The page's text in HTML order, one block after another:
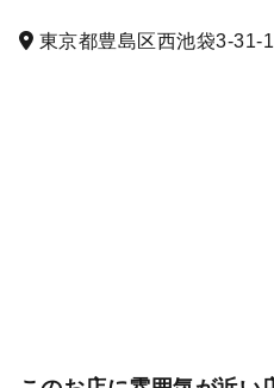
東京都豊島区西池袋3-